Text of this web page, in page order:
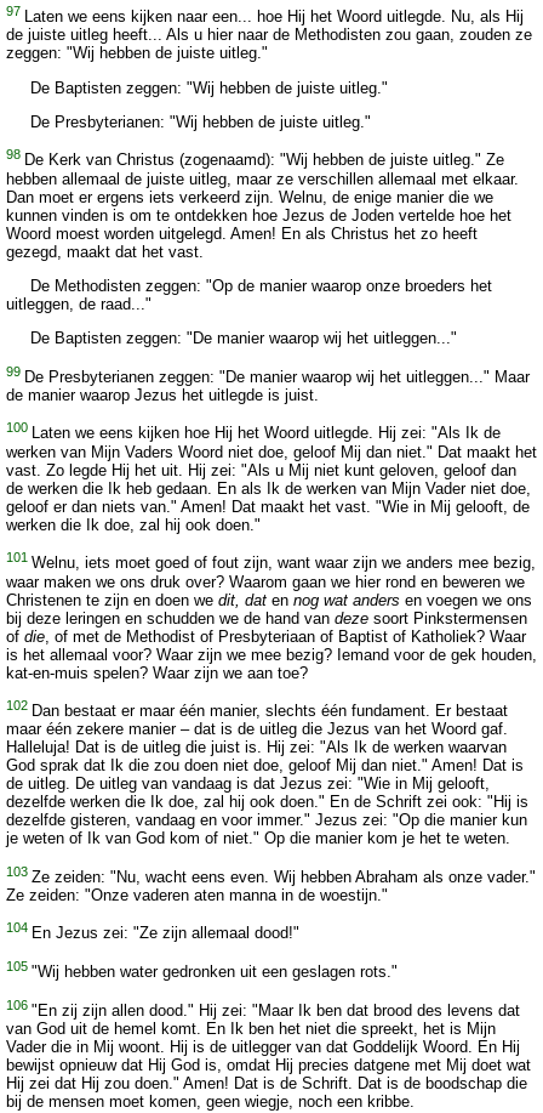
97 Laten we eens kijken naar een... hoe Hij het Woord uitlegde. Nu, als Hij
de juiste uitleg heeft... Als u hier naar de Methodisten zou gaan, zouden ze
zeggen: "Wij hebben de juiste uitleg."
De Baptisten zeggen: "Wij hebben de juiste uitleg."
De Presbyterianen: "Wij hebben de juiste uitleg."
98 De Kerk van Christus (zogenaamd): "Wij hebben de juiste uitleg." Ze
hebben allemaal de juiste uitleg, maar ze verschillen allemaal met elkaar.
Dan moet er ergens iets verkeerd zijn. Welnu, de enige manier die we
kunnen vinden is om te ontdekken hoe Jezus de Joden vertelde hoe het
Woord moest worden uitgelegd. Amen! En als Christus het zo heeft
gezegd, maakt dat het vast.
De Methodisten zeggen: "Op de manier waarop onze broeders het
uitleggen, de raad..."
De Baptisten zeggen: "De manier waarop wij het uitleggen..."
99 De Presbyterianen zeggen: "De manier waarop wij het uitleggen..." Maar
de manier waarop Jezus het uitlegde is juist.
100 Laten we eens kijken hoe Hij het Woord uitlegde. Hij zei: "Als Ik de
werken van Mijn Vaders Woord niet doe, geloof Mij dan niet." Dat maakt het
vast. Zo legde Hij het uit. Hij zei: "Als u Mij niet kunt geloven, geloof dan
de werken die Ik heb gedaan. En als Ik de werken van Mijn Vader niet doe,
geloof er dan niets van." Amen! Dat maakt het vast. "Wie in Mij gelooft, de
werken die Ik doe, zal hij ook doen."
101 Welnu, iets moet goed of fout zijn, want waar zijn we anders mee bezig,
waar maken we ons druk over? Waarom gaan we hier rond en beweren we
Christenen te zijn en doen we dit, dat en nog wat anders en voegen we ons
bij deze leringen en schudden we de hand van deze soort Pinkstermensen
of die , of met de Methodist of Presbyteriaan of Baptist of Katholiek? Waar
is het allemaal voor? Waar zijn we mee bezig? Iemand voor de gek houden,
kat-en-muis spelen? Waar zijn we aan toe?
102 Dan bestaat er maar één manier, slechts één fundament. Er bestaat
maar één zekere manier – dat is de uitleg die Jezus van het Woord gaf.
Halleluja! Dat is de uitleg die juist is. Hij zei: "Als Ik de werken waarvan
God sprak dat Ik die zou doen niet doe, geloof Mij dan niet." Amen! Dat is
de uitleg. De uitleg van vandaag is dat Jezus zei: "Wie in Mij gelooft,
dezelfde werken die Ik doe, zal hij ook doen." En de Schrift zei ook: "Hij is
dezelfde gisteren, vandaag en voor immer." Jezus zei: "Op die manier kun
je weten of Ik van God kom of niet." Op die manier kom je het te weten.
103 Ze zeiden: "Nu, wacht eens even. Wij hebben Abraham als onze vader."
Ze zeiden: "Onze vaderen aten manna in de woestijn."
104 En Jezus zei: "Ze zijn allemaal dood!"
105 "Wij hebben water gedronken uit een geslagen rots."
106 "En zij zijn allen dood." Hij zei: "Maar Ik ben dat brood des levens dat
van God uit de hemel komt. En Ik ben het niet die spreekt, het is Mijn
Vader die in Mij woont. Hij is de uitlegger van dat Goddelijk Woord. En Hij
bewijst opnieuw dat Hij God is, omdat Hij precies datgene met Mij doet wat
Hij zei dat Hij zou doen." Amen! Dat is de Schrift. Dat is de boodschap die
bij de mensen moet komen, geen wiegje, noch een kribbe.